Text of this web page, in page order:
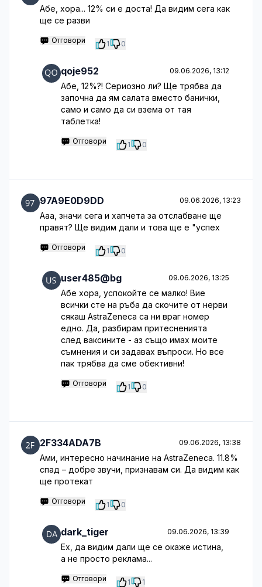
Абе, хора... 12% си е доста! Да видим сега как
ще се разви
Отговори 1 0
qoje952 09.06.2026, 13:12
Абе, 12%?! Сериозно ли? Ще трябва да
започна да ям салата вместо банички,
само и само да си взема от тая
таблетка!
Отговори 1 0
97A9E0D9DD 09.06.2026, 13:23
Ааа, значи сега и хапчета за отслабване ще
правят? Ще видим дали и това ще е "успех
Отговори 1 0
user485@bg 09.06.2026, 13:25
Абе хора, успокойте се малко! Вие
всички сте на ръба да скочите от нерви
сякаш AstraZeneca са ни враг номер
едно. Да, разбирам притесненията
след ваксините - аз също имах моите
съмнения и си задавах въпроси. Но все
пак трябва да сме обективни!
Отговори 1 0
2F334ADA7B 09.06.2026, 13:38
Ами, интересно начинание на AstraZeneca. 11.8%
спад – добре звучи, признавам си. Да видим как
ще протекат
Отговори 1 0
dark_tiger 09.06.2026, 13:39
Ех, да видим дали ще се окаже истина,
а не просто реклама...
Отговори 1 1